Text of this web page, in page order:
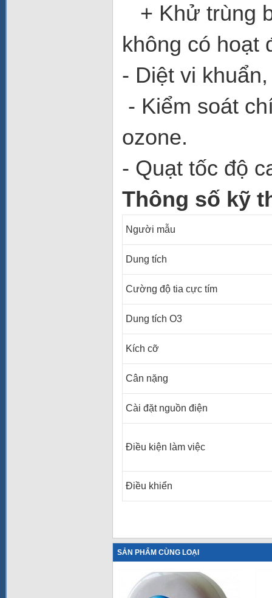
+ Khử trùng
không có hoạt
- Diệt vi
- Kiểm soát
ozone.
- Quạt tốc độ
Thông số kỹ
Người mẫu
Dung tích
Cường độ tia cực tím
Dung tích O3
Kích cỡ
Cân nặng
Cài đặt nguồn điện
Điều kiện làm việc
Điều khiển
SẢN PHẨM CÙNG LOẠI